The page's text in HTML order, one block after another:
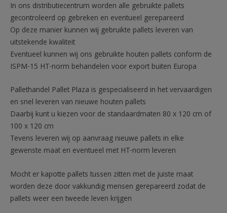
In ons distributiecentrum worden alle gebruikte pallets
gecontroleerd op gebreken en eventueel gerepareerd
Op deze manier kunnen wij gebruikte pallets leveren van
uitstekende kwaliteit
Eventueel kunnen wij ons gebruikte houten pallets conform de
ISPM-15 HT-norm behandelen voor export buiten Europa
Pallethandel Pallet Plaza is gespecialiseerd in het vervaardigen
en snel leveren van nieuwe houten pallets
Daarbij kunt u kiezen voor de standaardmaten 80 x 120 cm of
100 x 120 cm
Tevens leveren wij op aanvraag nieuwe pallets in elke
gewenste maat en eventueel met HT-norm leveren
Mocht er kapotte pallets tussen zitten met de juiste maat
worden deze door vakkundig mensen gerepareerd zodat de
pallets weer een tweede leven krijgen